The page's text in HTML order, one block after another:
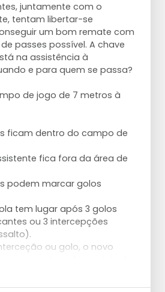
juntamente com o
tentam libertar-se
um bom remate com
passes possível. A chave
na assistência à
e para quem se passa?
de jogo de 7 metros à
ficam dentro do campo de
fica fora da área de
podem marcar golos
tem lugar após 3 golos
ou 3 intercepções
ou golo, o novo